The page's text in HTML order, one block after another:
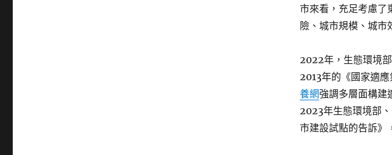
市來看，充足考慮了
險、城市規模、城市
2022年，生態環境
2013年的《國家適
養網強調多層面構建
2023年生態環境部
市建設試點的告訴》